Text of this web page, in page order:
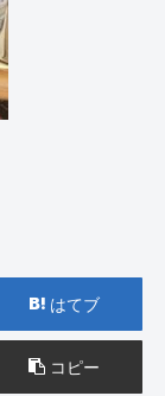
はてブ
コピー